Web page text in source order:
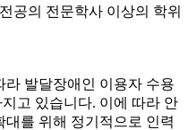
공의 전문학사 이상의 학위
발달장애인 이용자 수용
고 있습니다. 이에 따라 안
를 위해 정기적으로 인력